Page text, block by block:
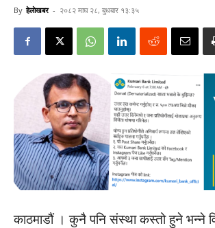
By हेलाेखबर - २०८२ माघ २८, बुधबार १३:३५
काठमाडौं । कुनै पनि संस्था कस्तो हुने भन्ने